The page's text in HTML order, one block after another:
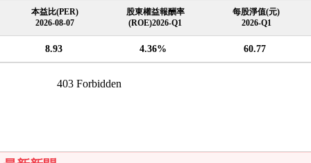
本益比(PER)
2026-08-07
股東權益報酬率
(ROE)2026-Q1
每股淨值(元)
2026-Q1
8.93 4.36% 60.77